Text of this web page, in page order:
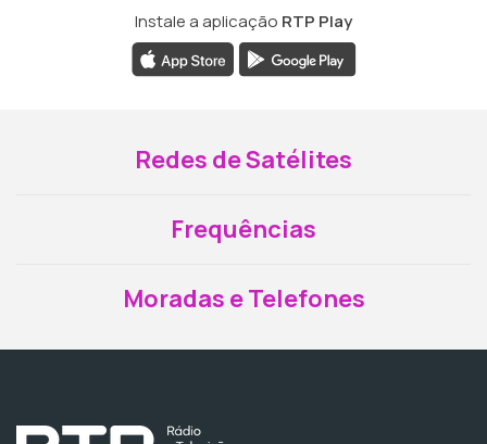
Instale a aplicação RTP Play
Redes de Satélites
Frequências
Moradas e Telefones